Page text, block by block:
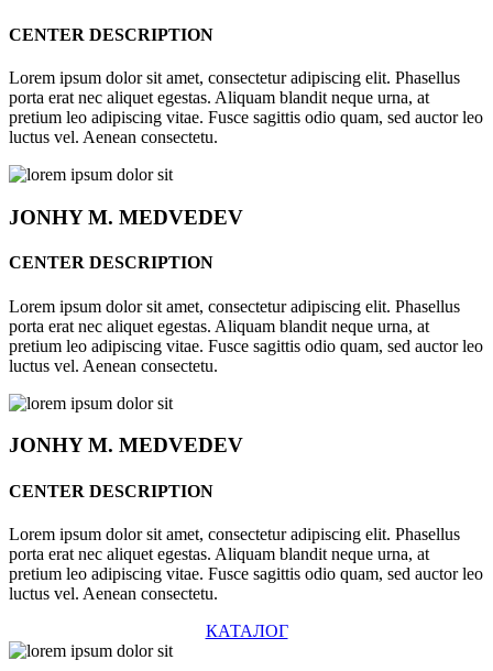
CENTER DESCRIPTION
Lorem ipsum dolor sit amet, consectetur adipiscing elit. Phasellus
porta erat nec aliquet egestas. Aliquam blandit neque urna, at
pretium leo adipiscing vitae. Fusce sagittis odio quam, sed auctor leo
luctus vel. Aenean consectetu.
JONHYM. MEDVEDEV
CENTER DESCRIPTION
Lorem ipsum dolor sit amet, consectetur adipiscing elit. Phasellus
porta erat nec aliquet egestas. Aliquam blandit neque urna, at
pretium leo adipiscing vitae. Fusce sagittis odio quam, sed auctor leo
luctus vel. Aenean consectetu.
JONHYM. MEDVEDEV
CENTER DESCRIPTION
Lorem ipsum dolor sit amet, consectetur adipiscing elit. Phasellus
porta erat nec aliquet egestas. Aliquam blandit neque urna, at
pretium leo adipiscing vitae. Fusce sagittis odio quam, sed auctor leo
luctus vel. Aenean consectetu.
КАТАЛОГ